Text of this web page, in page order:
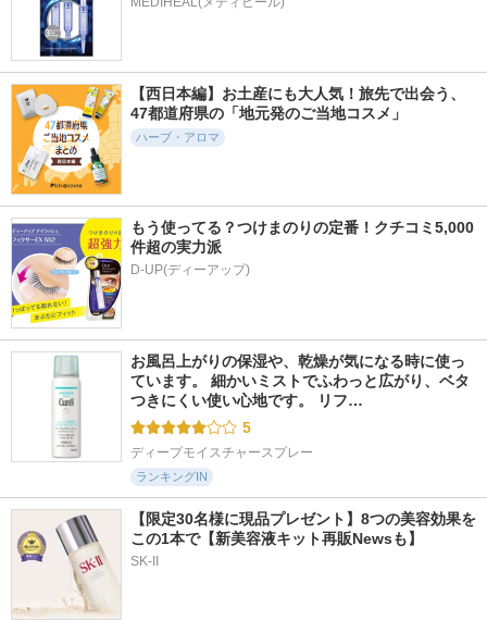
【西日本編】お土産にも大人気！旅先で出会う、
47都道府県の「地元発のご当地コスメ」
ハーブ・アロマ
もう使ってる？つけまのりの定番！クチコミ5,000
件超の実力派
D-UP(ディーアップ)
お風呂上がりの保湿や、乾燥が気になる時に使っ
ています。 細かいミストでふわっと広がり、ベタ
つきにくい使い心地です。 リフ…
5
ディープモイスチャースプレー
ランキングIN
【限定30名様に現品プレゼント】8つの美容効果を
この1本で【新美容液キット再販Newsも】
SK-II